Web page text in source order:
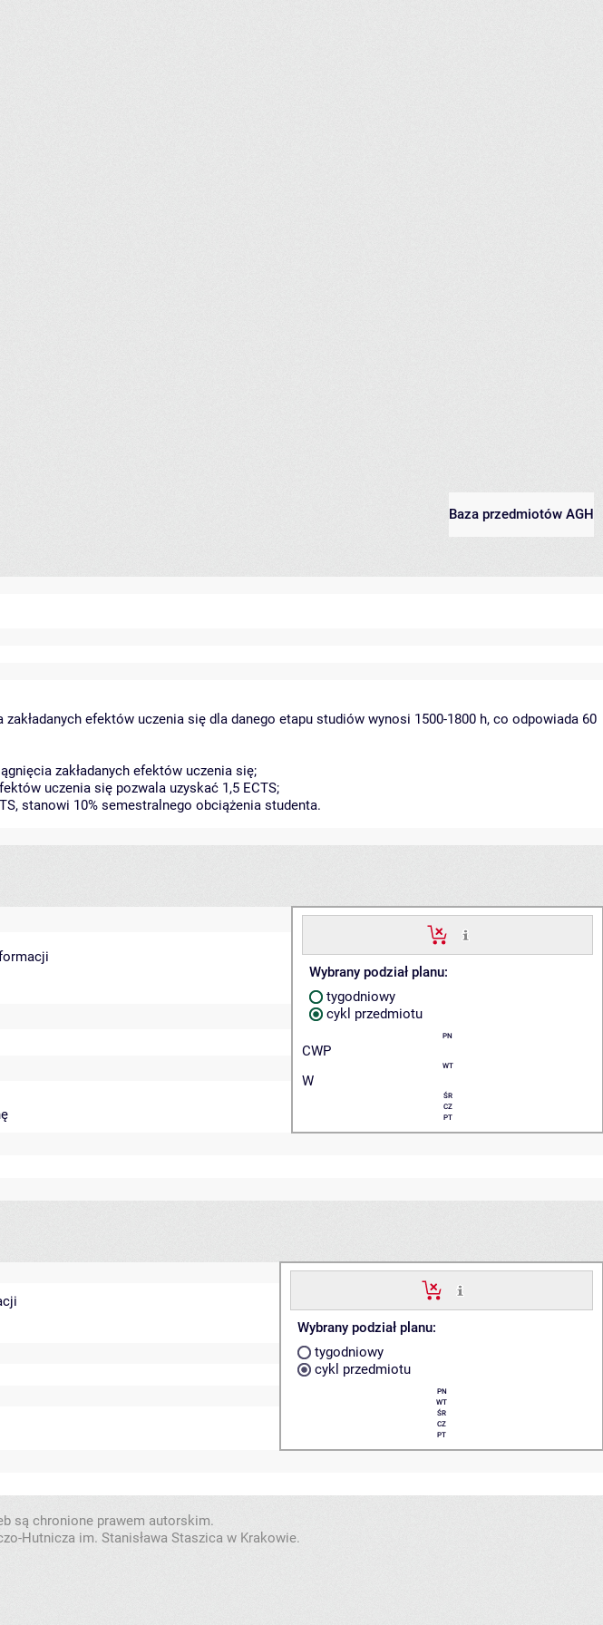
Baza przedmiotów AGH
efektów uczenia się dla danego etapu studiów wynosi 1500-1800 h, co odpowiada 60
zakładanych efektów uczenia się;
uczenia się pozwala uzyskać 1,5 ECTS;
stanowi 10% semestralnego obciążenia studenta.
Wybrany podział planu:
tygodniowy
cykl przedmiotu
PN
CWP
WT
W
ŚR
CZ
PT
Wybrany podział planu:
tygodniowy
cykl przedmiotu
PN
WT
ŚR
CZ
PT
są chronione prawem autorskim.
Hutnicza im. Stanisława Staszica w Krakowie.